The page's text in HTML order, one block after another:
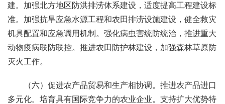
建。加强北方地区防洪排涝体系建设，适度提高工程建设标
准。加强抗旱应急水源工程和农田排涝设施建设，健全救灾
机具配置和应急调用机制。强化病虫害统防统治，推进重大
动物疫病联防联控。推进农田防护林建设，加强森林草原防
灭火工作。
（六）促进农产品贸易和生产相协调。推进农产品进口
多元化。培育具有国际竞争力的农业企业。支持扩大优势特